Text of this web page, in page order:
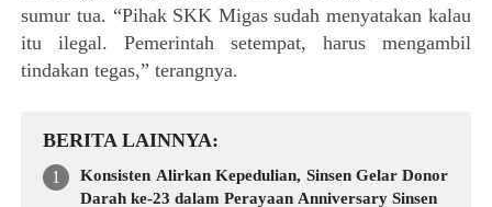
sumur tua. “Pihak SKK Migas sudah menyatakan kalau
itu ilegal. Pemerintah setempat, harus mengambil
tindakan tegas,” terangnya.
BERITA LAINNYA
Konsisten Alirkan Kepedulian, Sinsen Gelar Donor
Darah ke-23 dalam Perayaan Anniversary Sinsen